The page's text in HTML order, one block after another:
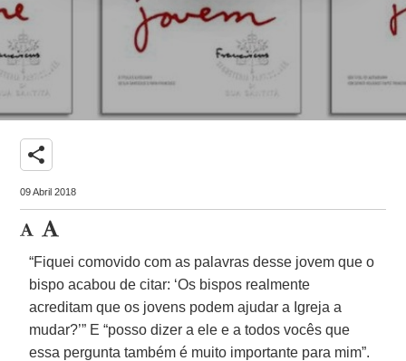
share
09 Abril 2018
“Fiquei comovido com as palavras desse jovem que o
bispo acabou de citar: ‘Os bispos realmente
acreditam que os jovens podem ajudar a Igreja a
mudar?’” E “posso dizer a ele e a todos vocês que
essa pergunta também é muito importante para mim”.